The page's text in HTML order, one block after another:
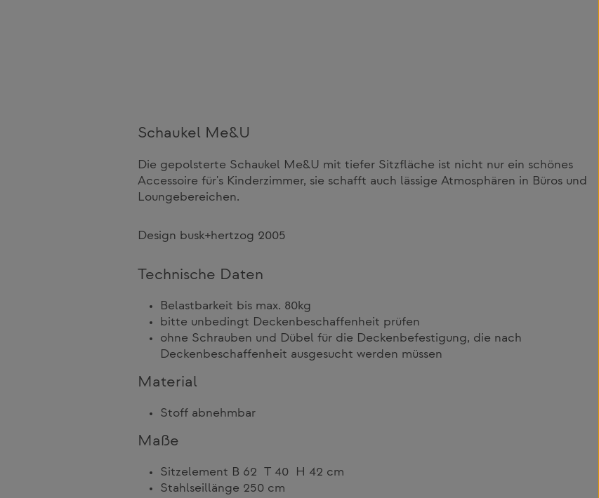
Schaukel Me&U
Die gepolsterte Schaukel Me&U mit tiefer Sitzfläche ist nicht nur ein schönes
Accessoire für's Kinderzimmer, sie schafft auch lässige Atmosphären in Büros und
Loungebereichen.
Design busk+hertzog 2005
Technische Daten
Belastbarkeit bis max. 80kg
bitte unbedingt Deckenbeschaffenheit prüfen
ohne Schrauben und Dübel für die Deckenbefestigung, die nach
Deckenbeschaffenheit ausgesucht werden müssen
Material
Stoff abnehmbar
Maße
Sitzelement B 62 T 40 H 42 cm
Stahlseillänge 250 cm